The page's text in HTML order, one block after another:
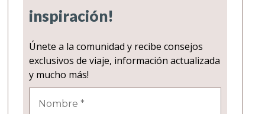
inspiración!
Únete a la comunidad y recibe consejos
exclusivos de viaje, información actualizada
y mucho más!